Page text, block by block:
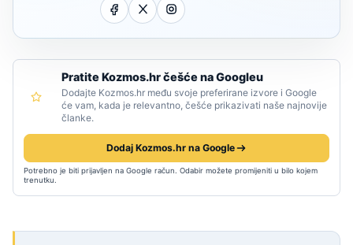
Pratite Kozmos.hr češće na Googleu
Dodajte Kozmos.hr među svoje preferirane izvore i Google
će vam, kada je relevantno, češće prikazivati naše najnovije
članke.
Dodaj Kozmos.hr na Google
Potrebno je biti prijavljen na Google račun. Odabir možete promijeniti u bilo kojem
trenutku.